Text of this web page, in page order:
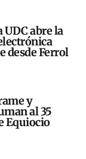
UDC abre la
desde Ferrol
y
al 35
Equiocio